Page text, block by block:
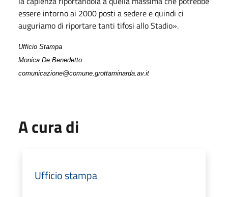
essere intorno ai 2000 posti a sedere e quindi ci
auguriamo di riportare tanti tifosi allo Stadio».
Ufficio Stampa
Monica De Benedetto
comunicazione@comune.grottaminarda.av.it
A cura di
Ufficio stampa